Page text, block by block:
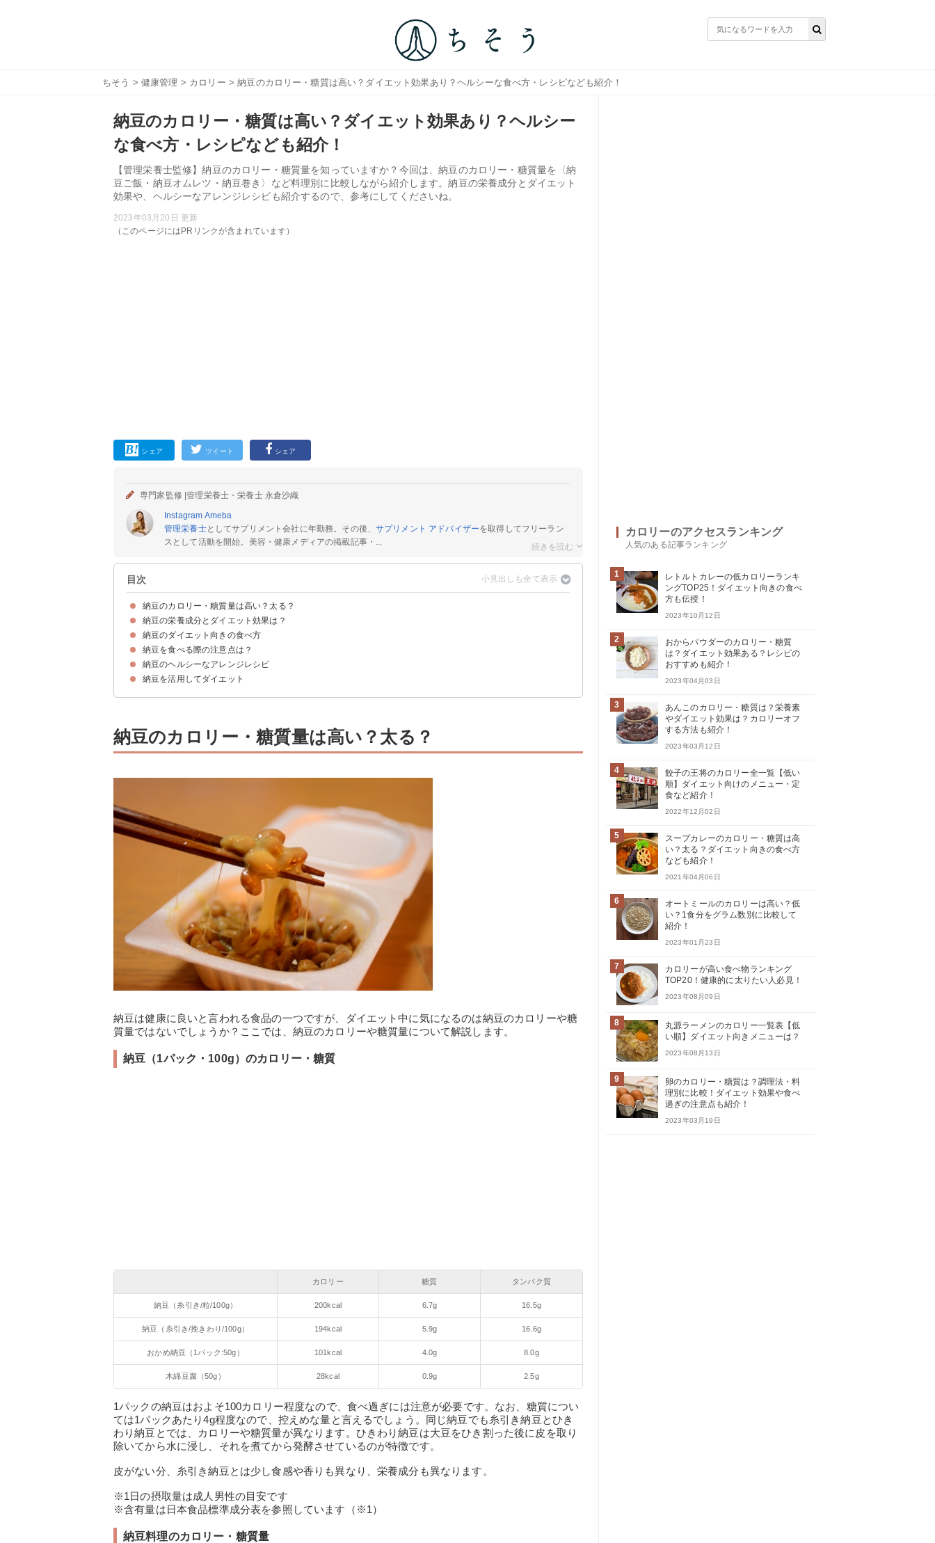
ちそう > 健康管理 > カロリー > 納豆のカロリー・糖質は高い？ダイエット効果あり？ヘルシーな食べ方・レシピなども紹介！
納豆のカロリー・糖質は高い？ダイエット効果あり？ヘルシー
な食べ方・レシピなども紹介！
【管理栄養士監修】納豆のカロリー・糖質量を知っていますか？今回は、納豆のカロリー・糖質量を〈納
豆ご飯・納豆オムレツ・納豆巻き〉など料理別に比較しながら紹介します。納豆の栄養成分とダイエット
効果や、ヘルシーなアレンジレシピも紹介するので、参考にしてくださいね。
2023年03月20日 更新
（このページにはPRリンクが含まれています）
シェア ツイート シェア
専門家監修 |管理栄養士・栄養士 永倉沙織
Instagram Ameba
管理栄養士としてサプリメント会社に年勤務。その後、サプリメント アドバイザーを取得してフリーラン
スとして活動を開始。美容・健康メディアの掲載記事・...
目次
納豆のカロリー・糖質量は高い？太る？
納豆（1パック・100g）のカロリー・糖質
納豆料理のカロリー・糖質量
納豆の栄養成分とダイエット効果は？
①納豆菌｜整腸効果・便秘解消
②ナットウキナーゼ｜代謝を向上
③タンパク質｜基礎代謝の向上
④イソフラボン・アディポネクチン｜脂肪の燃焼を促進
納豆のダイエット向きの食べ方
①朝に納豆を食べる
②食べ合わせを意識する
納豆を食べる際の注意点は？
食べ過ぎない
1日の摂取量の目安は1パック
納豆のヘルシーなアレンジレシピ
①納豆キムチ（ 66kcal）
②とろろ納豆（116kcal）
③のりアボ納豆（188kcal）
納豆を活用してダイエット
納豆のカロリー・糖質量は高い？太る？
納豆は健康に良いと言われる食品の一つですが、ダイエット中に気になるのは納豆のカロリーや糖
質量ではないでしょうか？ここでは、納豆のカロリーや糖質量について解説します。
納豆（1パック・100g）のカロリー・糖質
カロリー 糖質 タンパク質
納豆（糸引き/粒/100g） 200kcal 6.7g 16.5g
納豆（糸引き/挽きわり/100g） 194kcal 5.9g 16.6g
おかめ納豆（1パック:50g） 101kcal 4.0g 8.0g
木綿豆腐（50g） 28kcal 0.9g 2.5g
1パックの納豆はおよそ100カロリー程度なので、食べ過ぎには注意が必要です。なお、糖質につい
ては1パックあたり4g程度なので、控えめな量と言えるでしょう。同じ納豆でも糸引き納豆とひき
わり納豆とでは、カロリーや糖質量が異なります。ひきわり納豆は大豆をひき割った後に皮を取り
除いてから水に浸し、それを煮てから発酵させているのが特徴です。
皮がない分、糸引き納豆とは少し食感や香りも異なり、栄養成分も異なります。
※1日の摂取量は成人男性の目安です
※含有量は日本食品標準成分表を参照しています（※1）
納豆料理のカロリー・糖質量
カロリーのアクセスランキング
人気のある記事ランキング
1
レトルトカレーの低カロリーランキ
ングTOP25！ダイエット向きの食べ
方も伝授！
2023年10月12日
2
おからパウダーのカロリー・糖質
は？ダイエット効果ある？レシピの
おすすめも紹介！
2023年04月03日
3
あんこのカロリー・糖質は？栄養素
やダイエット効果は？カロリーオフ
する方法も紹介！
2023年03月12日
4
餃子の王将のカロリー全一覧【低い
順】ダイエット向けのメニュー・定
食など紹介！
2022年12月02日
5
スープカレーのカロリー・糖質は高
い？太る？ダイエット向きの食べ方
なども紹介！
2021年04月06日
6
オートミールのカロリーは高い？低
い？1食分をグラム数別に比較して
紹介！
2023年01月23日
7
カロリーが高い食べ物ランキング
TOP20！健康的に太りたい人必見！
2023年08月09日
8
丸源ラーメンのカロリー一覧表【低
い順】ダイエット向きメニューは？
2023年08月13日
9
卵のカロリー・糖質は？調理法・料
理別に比較！ダイエット効果や食べ
過ぎの注意点も紹介！
2023年03月19日